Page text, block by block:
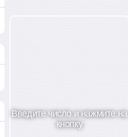
Введите число и нажмите на
кнопку